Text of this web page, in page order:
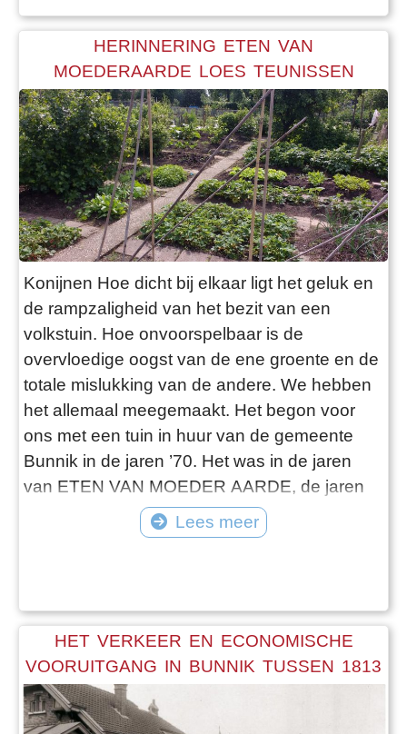
op. Het definitieve einde van de Kromme Rijn
als belangrijke Rijnarm vond
HERINNERING ETEN VAN
MOEDERAARDE LOES TEUNISSEN
Konijnen Hoe dicht bij elkaar ligt het geluk en
de rampzaligheid van het bezit van een
volkstuin. Hoe onvoorspelbaar is de
overvloedige oogst van de ene groente en de
totale mislukking van de andere. We hebben
het allemaal meegemaakt. Het begon voor
ons met een tuin in huur van de gemeente
Bunnik in de jaren ’70. Het was in de jaren
van ETEN VAN MOEDER AARDE, de jaren
van gezond eten voor jezelf en vooral voor
het milieu, en dan was het eten van je eigen
voorstellen, al die heerlijke kroppen sla, de ro
Lees meer
HET VERKEER EN ECONOMISCHE
VOORUITGANG IN BUNNIK TUSSEN 1813